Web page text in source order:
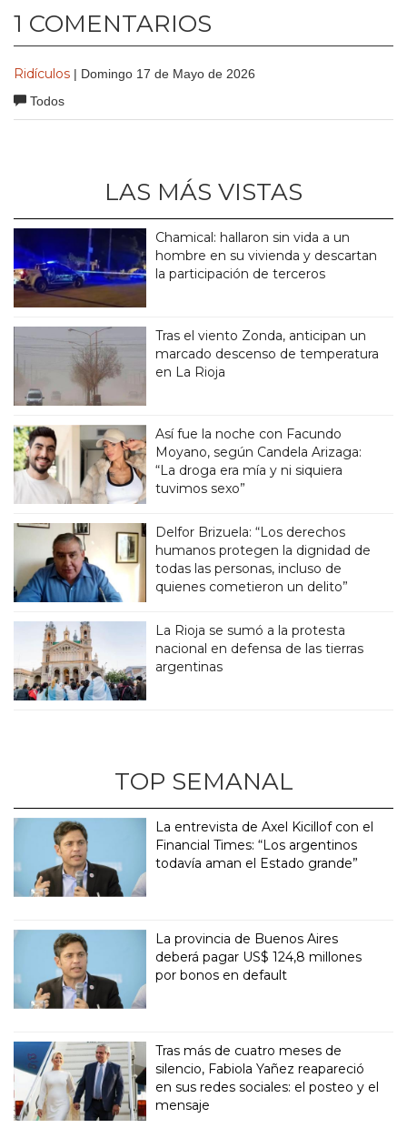
1 COMENTARIOS
Ridículos | Domingo 17 de Mayo de 2026
Todos
LAS MÁS VISTAS
Chamical: hallaron sin vida a un
hombre en su vivienda y descartan
la participación de terceros
Tras el viento Zonda, anticipan un
marcado descenso de temperatura
en La Rioja
Así fue la noche con Facundo
Moyano, según Candela Arizaga:
“La droga era mía y ni siquiera
tuvimos sexo”
Delfor Brizuela: “Los derechos
humanos protegen la dignidad de
todas las personas, incluso de
quienes cometieron un delito”
La Rioja se sumó a la protesta
nacional en defensa de las tierras
argentinas
TOP SEMANAL
La entrevista de Axel Kicillof con el
Financial Times: “Los argentinos
todavía aman el Estado grande”
La provincia de Buenos Aires
deberá pagar US$ 124,8 millones
por bonos en default
Tras más de cuatro meses de
silencio, Fabiola Yañez reapareció
en sus redes sociales: el posteo y el
mensaje